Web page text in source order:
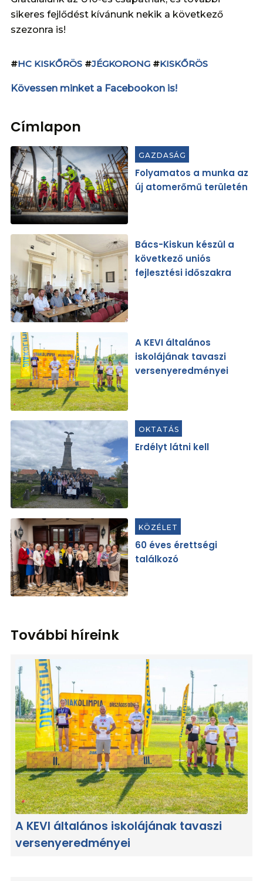
sikeres fejlődést kívánunk nekik a következő
szezonra is!
#HC KISKŐRÖS #JÉGKORONG #KISKŐRÖS
Kövessen minket a Facebookon is!
Címlapon
GAZDASÁG
Folyamatos a munka az
új atomerőmű területén
Bács-Kiskun készül a
következő uniós
fejlesztési időszakra
A KEVI általános
iskolájának tavaszi
versenyeredményei
OKTATÁS
Erdélyt látni kell
KÖZÉLET
60 éves érettségi
találkozó
További híreink
A KEVI általános iskolájának tavaszi
versenyeredményei